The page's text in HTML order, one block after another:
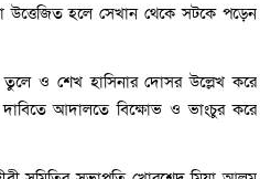
উত্তেজিত হলে সেখান থেকে সটকে পড়েন
ও শেখ হাসিনার দোসর উল্লেখ করে
আদালতে বিক্ষোভ ও ভাংচুর করে